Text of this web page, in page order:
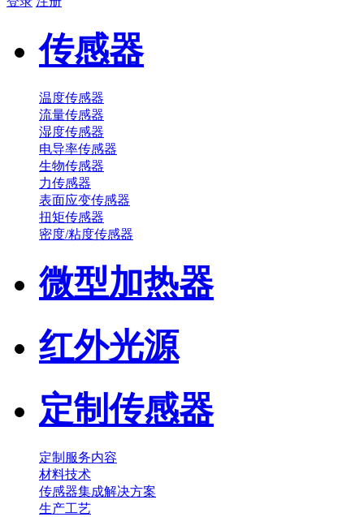
传感器
温度传感器
流量传感器
湿度传感器
电导率传感器
生物传感器
力传感器
表面应变传感器
扭矩传感器
密度/粘度传感器
微型加热器
红外光源
定制传感器
定制服务内容
材料技术
传感器集成解决方案
生产工艺